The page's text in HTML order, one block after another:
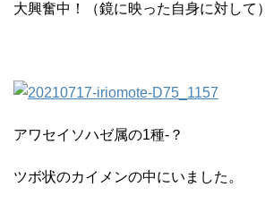
大興奮中！（鏡に映った自身に対して）
アワセイソハゼ属の1種-？
ツボ状のカイメンの中にいました。